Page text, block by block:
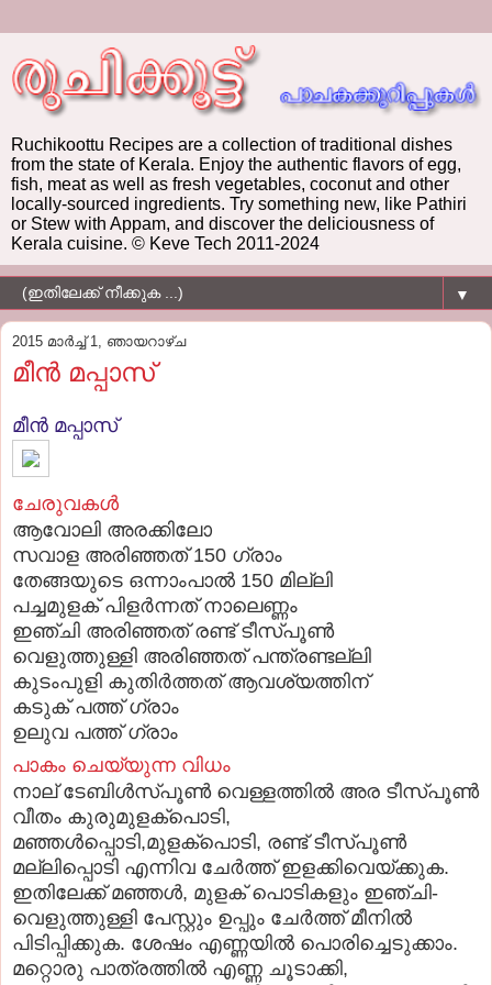
Ruchikoottu Recipes are a collection of traditional dishes
from the state of Kerala. Enjoy the authentic flavors of egg,
fish, meat as well as fresh vegetables, coconut and other
locally-sourced ingredients. Try something new, like Pathiri
or Stew with Appam, and discover the deliciousness of
Kerala cuisine. © Keve Tech 2011-2024
▼
2015 മാർച്ച് 1, ഞായറാഴ്‌ച
മീന്‍ മപ്പാസ്
മീന്‍ മപ്പാസ്
ചേരുവകള്‍
ആവോലി അരക്കിലോ
സവാള അരിഞ്ഞത് 150 ഗ്രാം
തേങ്ങയുടെ ഒന്നാംപാല്‍ 150 മില്ലി
പച്ചമുളക് പിളര്‍ന്നത് നാലെണ്ണം
ഇഞ്ചി അരിഞ്ഞത് രണ്ട് ടീസ്പൂണ്‍
വെളുത്തുള്ളി അരിഞ്ഞത് പന്ത്രണ്ടല്ലി
കുടംപുളി കുതിര്‍ത്തത് ആവശ്യത്തിന്
കടുക് പത്ത് ഗ്രാം
ഉലുവ പത്ത് ഗ്രാം
പാകം ചെയ്യുന്ന വിധം
നാല് ടേബിള്‍സ്പൂണ്‍ വെള്ളത്തില്‍ അര ടീസ്പൂണ്‍
വീതം കുരുമുളക്‌പൊടി,
മഞ്ഞള്‍പ്പൊടി,മുളക്‌പൊടി, രണ്ട് ടീസ്പൂണ്‍
മല്ലിപ്പൊടി എന്നിവ ചേര്‍ത്ത് ഇളക്കിവെയ്ക്കുക.
ഇതിലേക്ക് മഞ്ഞള്‍, മുളക് പൊടികളും ഇഞ്ചി-
വെളുത്തുള്ളി പേസ്റ്റും ഉപ്പും ചേര്‍ത്ത് മീനില്‍
പിടിപ്പിക്കുക. ശേഷം എണ്ണയില്‍ പൊരിച്ചെടുക്കാം.
മറ്റൊരു പാത്രത്തില്‍ എണ്ണ ചൂടാക്കി,